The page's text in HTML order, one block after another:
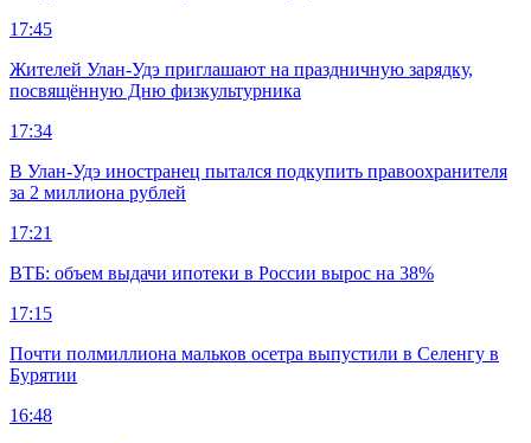
17:45
Жителей Улан-Удэ приглашают на праздничную зарядку,
посвящённую Дню физкультурника
17:34
В Улан-Удэ иностранец пытался подкупить правоохранителя
за 2 миллиона рублей
17:21
ВТБ: объем выдачи ипотеки в России вырос на 38%
17:15
Почти полмиллиона мальков осетра выпустили в Селенгу в
Бурятии
16:48